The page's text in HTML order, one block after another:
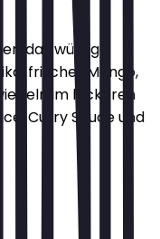
das würzige
frischer Mango,
im leckeren
Curry Sauce und